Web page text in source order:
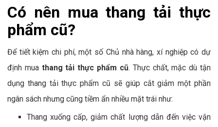
Có nên mua thang tải thực
phẩm cũ?
Để tiết kiệm chi phí, một số Chủ nhà hàng, xí nghiệp có dự
định mua thang tải thực phẩm cũ. Thực chất, mặc dù tận
dụng thang tải thực phẩm cũ sẽ giúp cắt giảm một phần
ngân sách nhưng cũng tiềm ẩn nhiều mặt trái như:
Thang xuống cấp, giảm chất lượng dẫn đến việc vận